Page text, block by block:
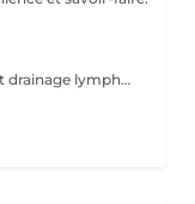
Divers techniques de massages relaxant et drainage lymphatique manuel